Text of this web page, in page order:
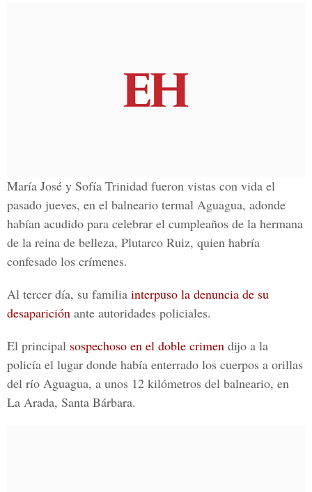
María José y Sofía Trinidad fueron vistas con vida el
pasado jueves, en el balneario termal Aguagua, adonde
habían acudido para celebrar el cumpleaños de la hermana
de la reina de belleza, Plutarco Ruiz, quien habría
confesado los crímenes.
Al tercer día, su familia interpuso la denuncia de su
desaparición ante autoridades policiales.
El principal sospechoso en el doble crimen dijo a la
policía el lugar donde había enterrado los cuerpos a orillas
del río Aguagua, a unos 12 kilómetros del balneario, en
La Arada, Santa Bárbara.